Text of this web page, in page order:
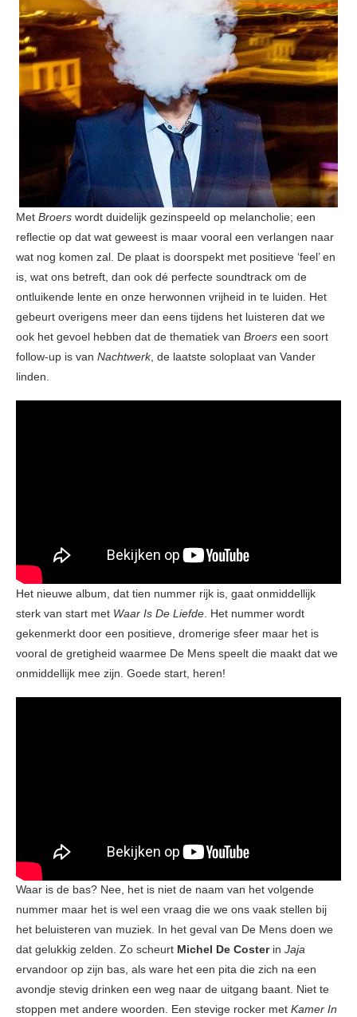
Met Broers wordt duidelijk gezinspeeld op melancholie; een
reflectie op dat wat geweest is maar vooral een verlangen naar
wat nog komen zal. De plaat is doorspekt met positieve ‘feel’ en
is, wat ons betreft, dan ook dé perfecte soundtrack om de
ontluikende lente en onze herwonnen vrijheid in te luiden. Het
gebeurt overigens meer dan eens tijdens het luisteren dat we
ook het gevoel hebben dat de thematiek van Broers een soort
follow-up is van Nachtwerk, de laatste soloplaat van Vander
linden.
Het nieuwe album, dat tien nummer rijk is, gaat onmiddellijk
sterk van start met Waar Is De Liefde . Het nummer wordt
gekenmerkt door een positieve, dromerige sfeer maar het is
vooral de gretigheid waarmee De Mens speelt die maakt dat we
onmiddellijk mee zijn. Goede start, heren!
Waar is de bas? Nee, het is niet de naam van het volgende
nummer maar het is wel een vraag die we ons vaak stellen bij
het beluisteren van muziek. In het geval van De Mens doen we
dat gelukkig zelden. Zo scheurt Michel De Costerin Jaja
ervandoor op zijn bas, als ware het een pita die zich na een
avondje stevig drinken een weg naar de uitgang baant. Niet te
stoppen met andere woorden. Een stevige rocker met Kamer In